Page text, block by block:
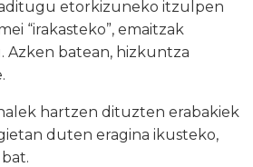
etorkizuneko itzulpen
“irakasteko”, emaitzak
Azken batean, hizkuntza
hartzen dituzten erabakiek
duten eragina ikusteko,